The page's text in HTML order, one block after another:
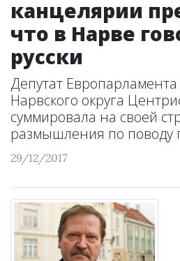
канцелярии
что в Нарве
русски
Депутат
Нарвского округа
суммировала на своей
размышления по поводу
29/12/2017